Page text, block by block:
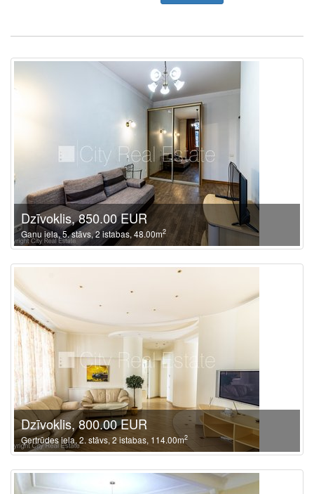
Dzīvoklis, 850.00 EUR
Ganu iela, 5. stāvs, 2 istabas, 48.00m2
Dzīvoklis, 800.00 EUR
Ģertrūdes iela, 2. stāvs, 2 istabas, 114.00m2